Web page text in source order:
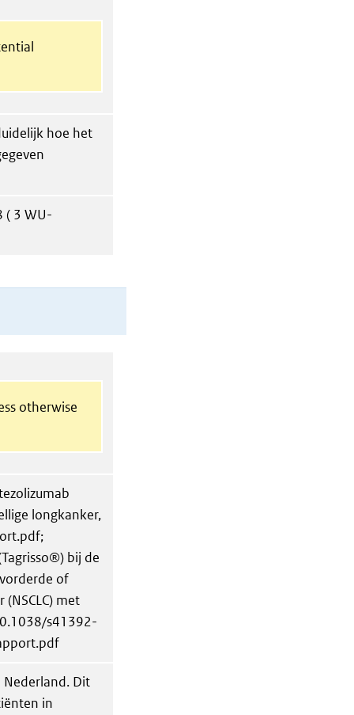
hoe het
( 3 WU-
otherwise
longkanker,
bij de
of
met
s41392-
Nederland. Dit
in